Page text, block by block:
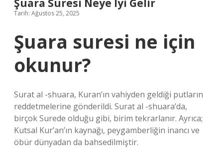
Şuara Suresi Neye Iyi Gelir
Tarih: Ağustos 25, 2025
Şuara suresi ne için
okunur?
Surat al -shuara, Kuran’ın vahiyden geldiği putların
reddetmelerine gönderildi. Surat al -shuara’da,
birçok Surede olduğu gibi, birim tekrarlanır. Ayrıca;
Kutsal Kur’an’ın kaynağı, peygamberliğin inancı ve
öbür dünyadan da bahsedilmiştir.